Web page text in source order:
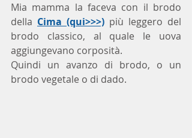
Mia mamma la faceva con il brodo
della Cima (qui>>>) più leggero del
brodo classico, al quale le uova
aggiungevano corposità.
Quindi un avanzo di brodo, o un
brodo vegetale o di dado.